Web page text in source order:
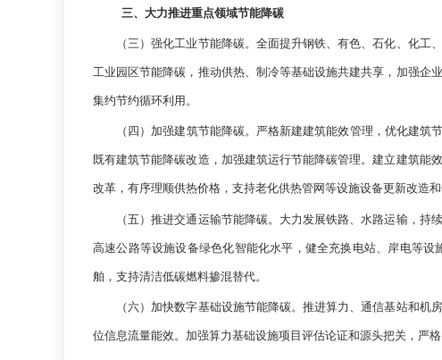
三、大力推进重点领域节能降碳
（三）强化工业节能降碳。全面提升钢铁、有色、石化、化工、
工业园区节能降碳，推动供热、制冷等基础设施共建共享，加强企
集约节约循环利用。
（四）加强建筑节能降碳。严格新建建筑能效管理，优化建筑节
既有建筑节能降碳改造，加强建筑运行节能降碳管理。建立建筑能
改革，有序理顺供热价格，支持老化供热管网等设施设备更新改造
（五）推进交通运输节能降碳。大力发展铁路、水路运输，持续
高速公路等设施设备绿色化智能化水平，健全充换电站、岸电等
舶，支持清洁低碳燃料掺混替代。
（六）加快数字基础设施节能降碳。推进算力、通信基站和机房
位信息流量能效。加强算力基础设施项目评估论证和源头把关，严